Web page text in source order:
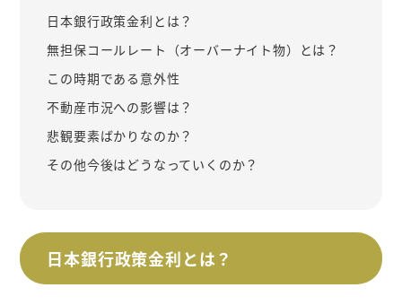
日本銀行政策金利とは？
無担保コールレート（オーバーナイト物）とは？
この時期である意外性
不動産市況への影響は？
悲観要素ばかりなのか？
その他今後はどうなっていくのか？
日本銀行政策金利とは？